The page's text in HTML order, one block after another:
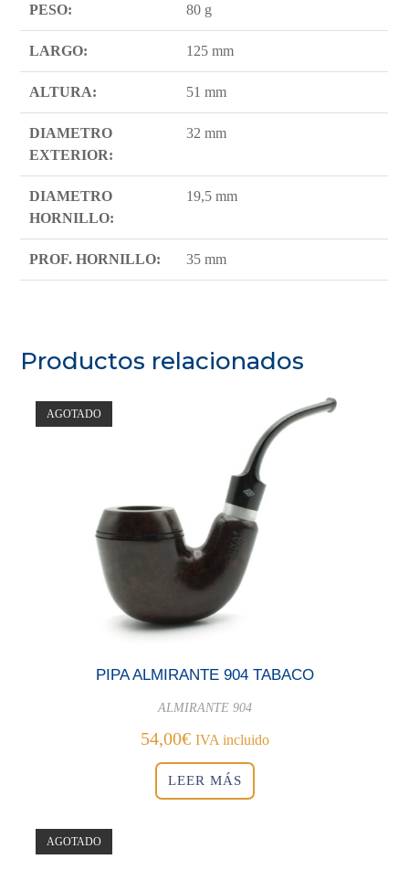
PESO: 80 g
LARGO: 125 mm
ALTURA: 51 mm
DIAMETRO
EXTERIOR:
32 mm
DIAMETRO
HORNILLO:
19,5 mm
PROF. HORNILLO: 35 mm
Productos relacionados
AGOTADO
PIPA ALMIRANTE 904 TABACO
ALMIRANTE 904
54,00€ IVA incluido
LEER MÁS
AGOTADO